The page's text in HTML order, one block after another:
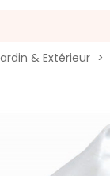
& Extérieur